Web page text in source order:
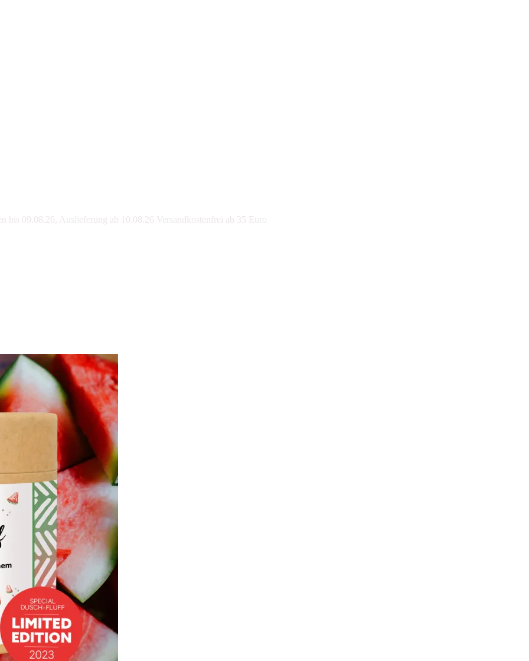
09.08.26, Auslieferung ab 10.08.26 Versandkostenfrei ab 35 Euro